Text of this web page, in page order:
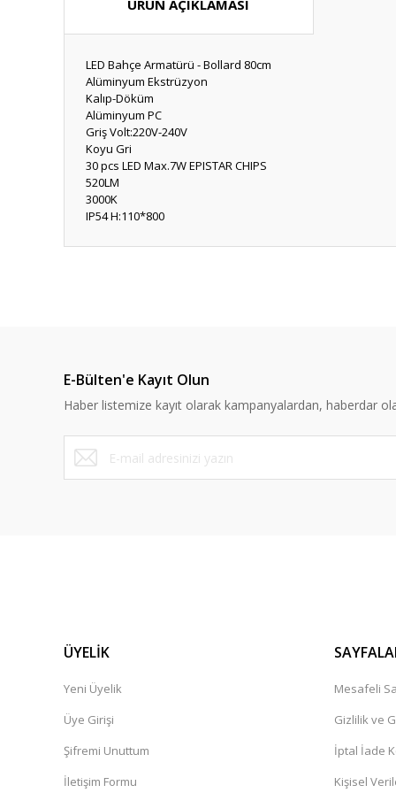
ÜRÜN AÇIKLAMASI
LED Bahçe Armatürü - Bollard 80cm
Alüminyum Ekstrüzyon
Kalıp-Döküm
Alüminyum PC
Griş Volt:220V-240V
Koyu Gri
30 pcs LED Max.7W EPISTAR CHIPS
520LM
3000K
IP54 H:110*800
Ürün bilgilerinde hatalar bulunuyor.
Ürün fiyatı diğer sitelerden daha pahalı.
Bu ürüne benzer farklı alternatifler olmalı.
E-Bülten'e Kayıt Olun
Haber listemize kayıt olarak kampanyalardan, haberdar
ÜYELİK
Yeni Üyelik
Üye Girişi
Şifremi Unuttum
İletişim Formu
Mesafeli
Gizlilik ve
İptal İade
Kişisel